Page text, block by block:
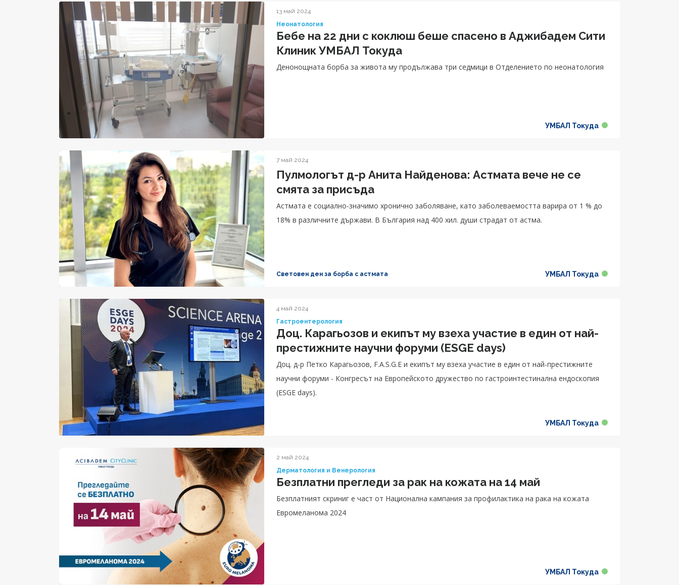
13 май 2024
Неонатология
Бебе на 22 дни с коклюш беше спасено в Аджибадем Сити
Клиник УМБАЛ Токуда
Денонощната борба за живота му продължава три седмици в Отделението по неонатология
УМБАЛ Токуда
7 май 2024
Пулмологът д-р Анита Найденова: Астмата вече не се
смята за присъда
Астмата е социално-значимо хронично заболяване, като заболеваемостта варира от 1 % до
18% в различните държави. В България над 400 хил. души страдат от астма.
Световен ден за борба с астмата УМБАЛ Токуда
4 май 2024
Гастроентерология
Доц. Карагьозов и екипът му взеха участие в един от най-
престижните научни форуми (ESGE days)
Доц. д-р Петко Карагьозов, F.A.S.G.E и екипът му взеха участие в един от най-престижните
научни форуми - Конгресът на Европейското дружество по гастроинтестинална ендоскопия
(ESGE days).
УМБАЛ Токуда
2 май 2024
Дерматология и Венерология
Безплатни прегледи за рак на кожата на 14 май
Безплатният скриниг е част от Национална кампания за профилактика на рака на кожата
Евромеланома 2024
УМБАЛ Токуда